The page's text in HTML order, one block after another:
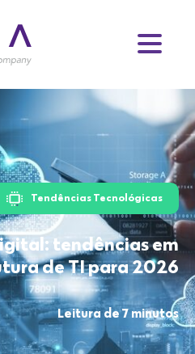
Tendências Tecnológicas
tendências em
de TI para 2026
Leitura de 7 minutos